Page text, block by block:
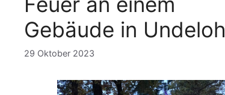
Gebäude in Undeloh
29 Oktober 2023